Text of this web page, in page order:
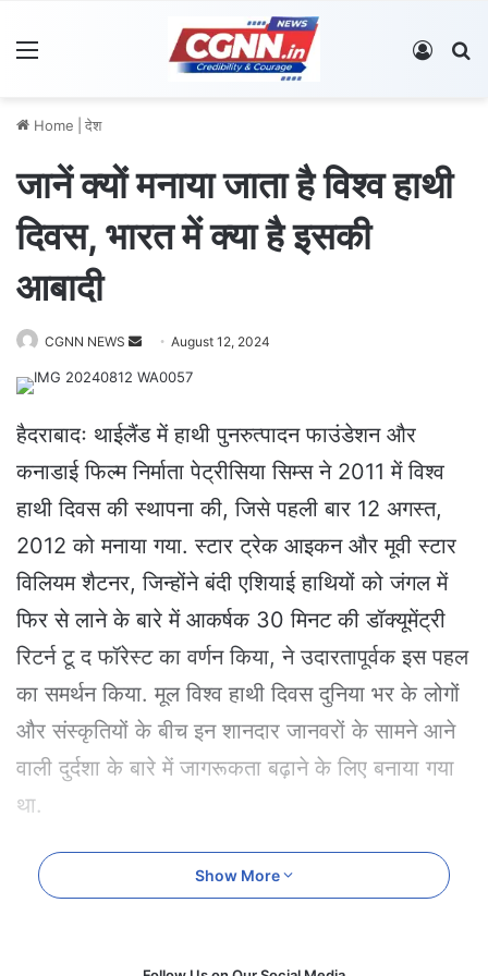
Log In
Home देश
जानें क्यों मनाया जाता है विश्व हाथी
दिवस, भारत में क्या है इसकी
आबादी
CGNN NEWS
e
a
n
e
a
i
August 12, 2024
हैदराबादः थाईलैंड में हाथी पुनरुत्पादन फाउंडेशन और
कनाडाई फिल्म निर्माता पेट्रीसिया सिम्स ने 2011 में विश्व
हाथी दिवस की स्थापना की, जिसे पहली बार 12 अगस्त,
2012 को मनाया गया. स्टार ट्रेक आइकन और मूवी स्टार
विलियम शैटनर, जिन्होंने बंदी एशियाई हाथियों को जंगल में
फिर से लाने के बारे में आकर्षक 30 मिनट की डॉक्यूमेंट्री
रिटर्न टू द फॉरेस्ट का वर्णन किया, ने उदारतापूर्वक इस पहल
का समर्थन किया. मूल विश्व हाथी दिवस दुनिया भर के लोगों
और संस्कृतियों के बीच इन शानदार जानवरों के सामने आने
वाली दुर्दशा के बारे में जागरूकता बढ़ाने के लिए बनाया गया
था.
विश्व हाथी दिवस का महत्व
खतरों से निपटने के लिए वैश्विक स्तर पर लोगों और संगठनों
Show More